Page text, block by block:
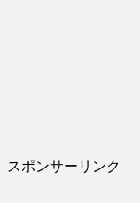
スポンサーリンク